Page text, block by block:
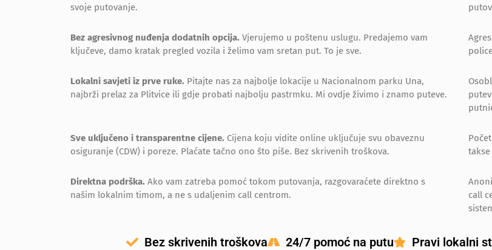
svoje putovanje.
Bez agresivnog nuđenja dodatnih opcija. Vjerujemo u poštenu uslugu. Predajemo vam
ključeve, damo kratak pregled vozila i želimo vam sretan put. To je sve.
Lokalni savjeti iz prve ruke. Pitajte nas za najbolje lokacije u Nacionalnom parku Una,
najbrži prelaz za Plitvice ili gdje probati najbolju pastrmku. Mi ovdje živimo i znamo puteve.
Sve uključeno i transparentne cijene. Cijena koju vidite online uključuje svu obaveznu
osiguranje (CDW) i poreze. Plaćate tačno ono što piše. Bez skrivenih troškova.
Direktna podrška. Ako vam zatreba pomoć tokom putovanja, razgovaraćete direktno s
našim lokalnim timom, a ne s udaljenim call centrom.
call
Bez skrivenih troškova 24/7 pomoć na putu Pravi lokalni